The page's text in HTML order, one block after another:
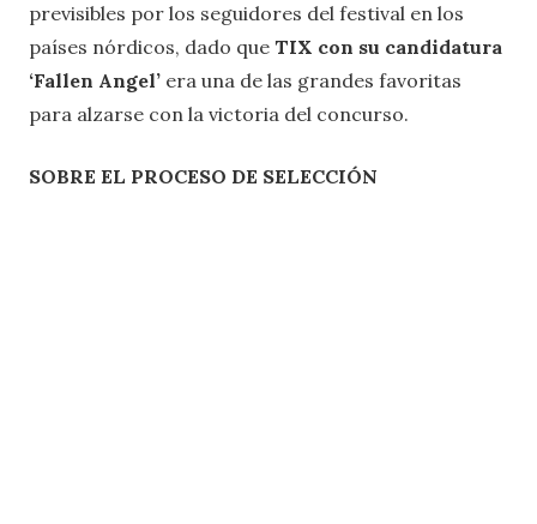
previsibles por los seguidores del festival en los
países nórdicos, dado que TIX con su candidatura
‘Fallen Angel’ era una de las grandes favoritas
para alzarse con la victoria del concurso.
SOBRE EL PROCESO DE SELECCIÓN